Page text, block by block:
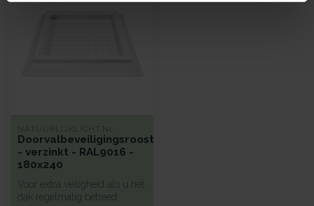
NATUURLIJKLICHT.NL
Doorvalbeveiligingsrooster
- verzinkt - RAL9016 -
180x240
Voor extra veiligheid als u het
dak regelmatig betreed